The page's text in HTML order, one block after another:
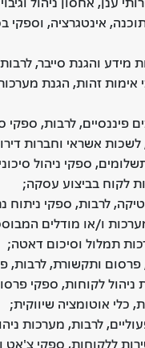
אינטגרציה, וספקי
מידע והגנת סייבר,
אימות זהות, הגנת
פיננסיים, לרבות,
לשכות אשראי וחברות
ספקי ניהול
לקוח בביצוע עסקה;
לרבות, ספקי ניתוח
ו/או מודלים
תמלול וסיכום דאטה;
פרסום ותקשורת, לרבות,
לקוחות, ספקי
כלי אוטומציה שיווקית;
לרבות, מערכות
ללקוחות, ספקי צ'אט